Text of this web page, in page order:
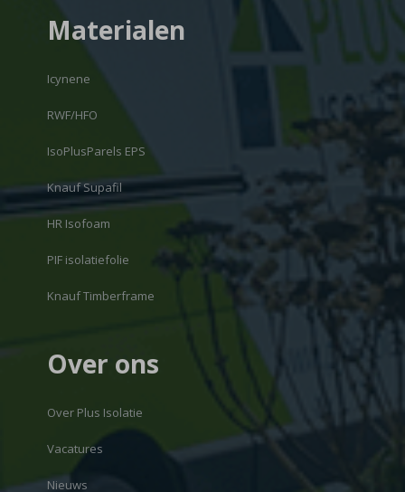
Materialen
Icynene
RWF/HFO
IsoPlusParels EPS
Knauf Supafil
HR Isofoam
PIF isolatiefolie
Knauf Timberframe
Over ons
Over Plus Isolatie
Vacatures
Nieuws